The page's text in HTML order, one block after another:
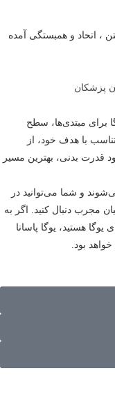
، اتحاد و همبستگی آمده
پزشکان
برای مبتدی‌ها، سطح
با هدف خود، از
قدرت بدنی، بهترین مسیر
و شما می‌توانید در
مجرب دنبال کنید. اگر به
یوگا هستید، یوگا پاسانا
بود.